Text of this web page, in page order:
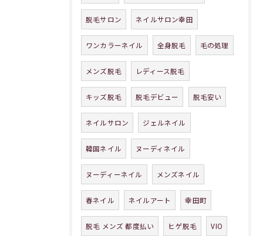
脱毛サロン ネイルサロン幸田
ワンカラーネイル 全身脱毛 毛の処理
メンズ脱毛 レディース脱毛
キッズ脱毛 脱毛デビュー 脱毛安い
ネイルサロン ジェルネイル
韓国ネイル ヌーディネイル
ヌーディーネイル メンズネイル
春ネイル ネイルアート 幸田町
脱毛 メンズ 都度払い ヒゲ脱毛 VIO